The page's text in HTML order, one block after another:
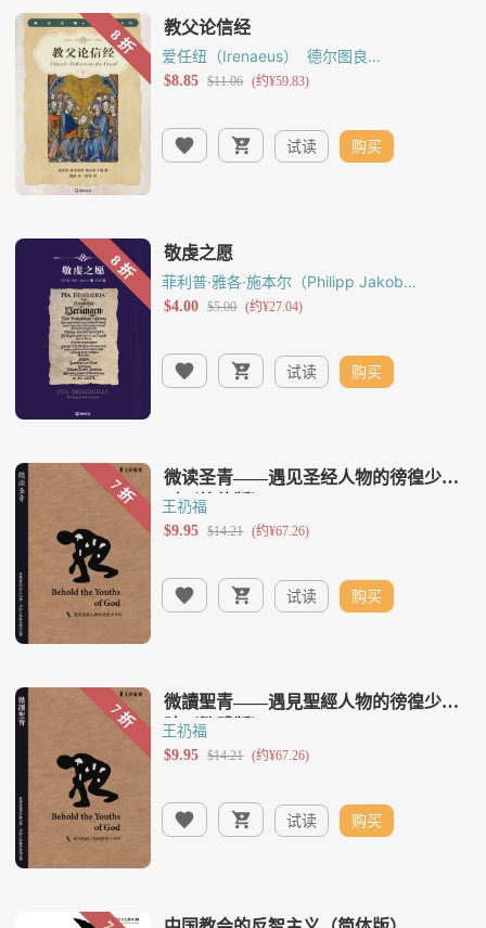
爱任纽（Irenaeus）
德尔图良
（Tertullian） 鲁菲努斯（Rufinus of
克里索罗古（Peter
斯丁（Augustine of Hippo）
试读 购买
菲利普·雅各·施本尔（Philipp Jakob
Spener）
试读 购买
王礽福
试读 购买
王礽福
试读 购买